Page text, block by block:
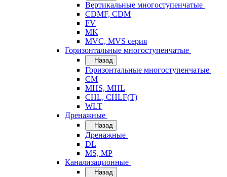
Вертикальные многоступенчатые
CDMF, CDM
FV
MK
MVC, MVS серия
Горизонтальные многоступенчатые
Назад
Горизонтальные многоступенчатые
CM
MHS, MHL
CHL, CHLF(T)
WLT
Дренажные
Назад
Дренажные
DL
MS, MP
Канализационные
Назад